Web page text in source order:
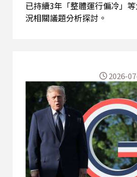
已持續3年「整體運行偏冷」
況相關議題分析探討。
2026-